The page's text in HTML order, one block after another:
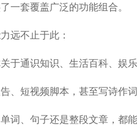
一套覆盖广泛的功能组合。
远不止于此：
于通识知识、生活百科、娱
、短视频脚本，甚至写诗作词
词、句子还是整段文章，都能